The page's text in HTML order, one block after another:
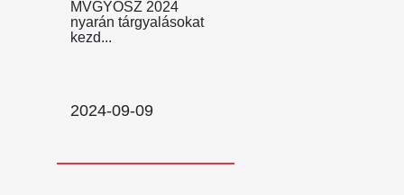
MVGYOSZ 2024
nyarán tárgyalásokat
kezd...
2024-09-09